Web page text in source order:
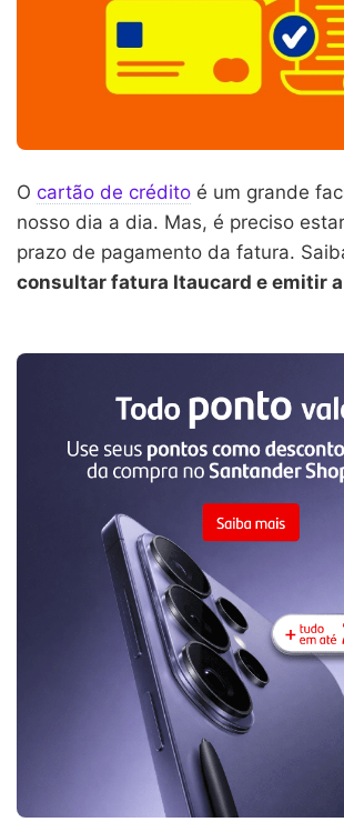
O cartão de crédito é um grande
nosso dia a dia. Mas, é preciso
prazo de pagamento da fatura.
consultar fatura Itaucard e emitir a